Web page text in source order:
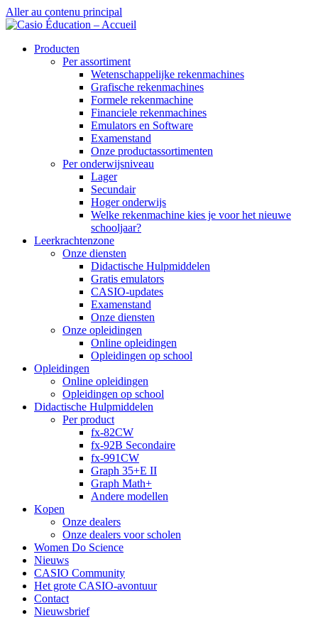
Aller au contenu principal
Producten
Per assortiment
Wetenschappelijke rekenmachines
Grafische rekenmachines
Formele rekenmachine
Financiele rekenmachines
Emulators en Software
Examenstand
Onze productassortimenten
Per onderwijsniveau
Lager
Secundair
Hoger onderwijs
Welke rekenmachine kies je voor het nieuwe
schooljaar?
Leerkrachtenzone
Onze diensten
Didactische Hulpmiddelen
Gratis emulators
CASIO-updates
Examenstand
Onze diensten
Onze opleidingen
Online opleidingen
Opleidingen op school
Opleidingen
Online opleidingen
Opleidingen op school
Didactische Hulpmiddelen
Per product
fx-82CW
fx-92B Secondaire
fx-991CW
Graph 35+E II
Graph Math+
Andere modellen
Kopen
Onze dealers
Onze dealers voor scholen
Women Do Science
Nieuws
CASIO Community
Het grote CASIO-avontuur
Contact
Nieuwsbrief